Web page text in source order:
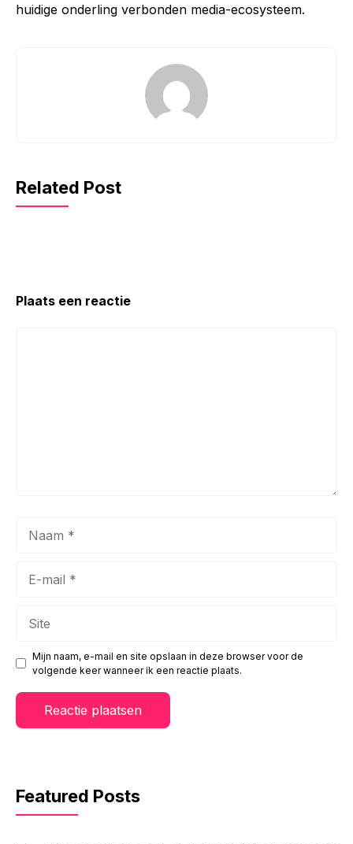
huidige onderling verbonden media-ecosysteem.
Related Post
Plaats een reactie
Mijn naam, e-mail en site opslaan in deze browser voor de
volgende keer wanneer ik een reactie plaats.
Featured Posts